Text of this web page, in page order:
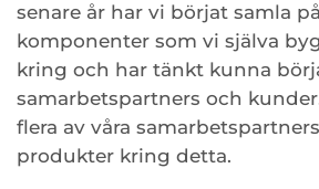
senare år har vi börjat samla
komponenter som vi själva
kring och har tänkt kunna
samarbetspartners och
flera av våra
produkter kring detta.